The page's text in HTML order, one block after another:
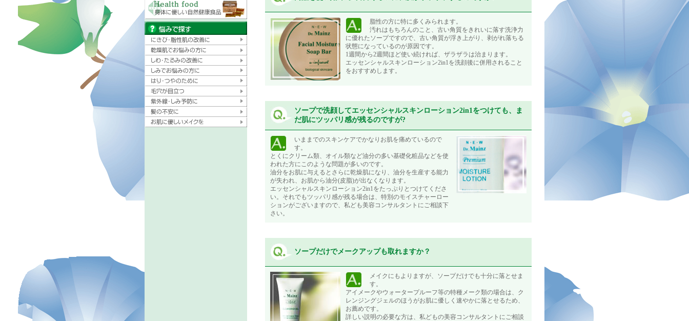
脂性の方に特に多くみられます。
汚れはもちろんのこと、古い角質をきれいに落す洗浄力
に優れたソープですので、古い角質が浮き上がり、剥がれ落ちる
状態になっているのが原因です。
1週間から2週間ほど使い続ければ、ザラザラは治まります。
エッセンシャルスキンローション2in1を洗顔後に併用されること
をおすすめします。
ソープで洗顔してエッセンシャルスキンローション2in1をつけても、ま
だ肌にツッパリ感が残るのですが?
いままでのスキンケアでかなりお肌を痛めているので
す。
とくにクリーム類、オイル類など油分の多い基礎化粧品などを使
われた方にこのような問題が多いのです。
油分をお肌に与えるとさらに乾燥肌になり、油分を生産する能力
が失われ、お肌から油分(皮脂)が出なくなります。
エッセンシャルスキンローション2in1をたっぷりとつけてくださ
い。それでもツッパリ感が残る場合は、特別のモイスチャーロー
ションがございますので、私ども美容コンサルタントにご相談下
さい。
ソープだけでメークアップも取れますか？
メイクにもよりますが、ソープだけでも十分に落とせま
す。
アイメークやウォータープルーフ等の特種メーク類の場合は、ク
レンジングジェルのほうがお肌に優しく速やかに落とせるため、
お薦めです。
詳しい説明の必要な方は、私どもの美容コンサルタントにご相談